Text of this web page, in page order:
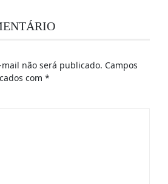
não será publicado. Campos
com *